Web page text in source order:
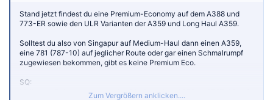
Stand jetzt findest du eine Premium-Economy auf dem A388 und
773-ER sowie den ULR Varianten der A359 und Long Haul A359.
Solltest du also von Singapur auf Medium-Haul dann einen A359,
eine 781 (787-10) auf jeglicher Route oder gar einen Schmalrumpf
zugewiesen bekommen, gibt es keine Premium Eco.
SQ:
MNL zum Beispiel nutzt nur den Medium Haul A359 und 787-10 auf
Zum Vergrößern anklicken....